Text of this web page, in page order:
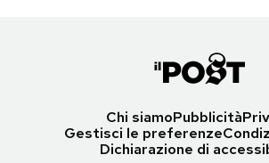
Chi siamoPubblicità
Gestisci le preferenze
Dichiarazione di